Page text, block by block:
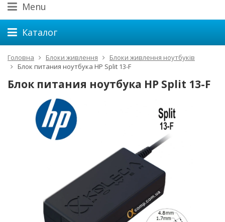
Menu
Каталог
Головна Блоки живлення
Блоки живлення ноутбуків
Блок питания ноутбука HP Split 13-F
Блок питания ноутбука HP Split 13-F